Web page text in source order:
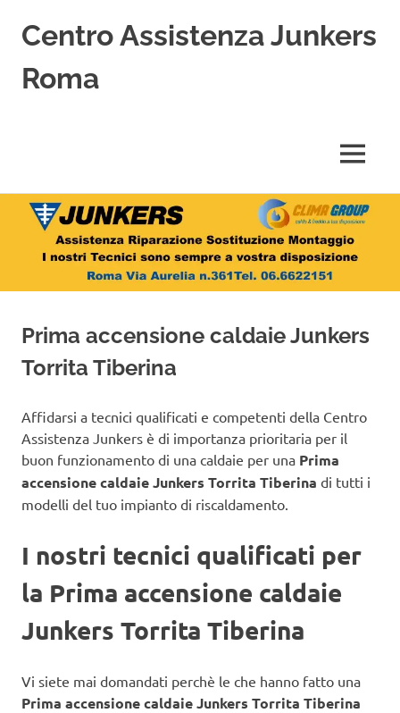
Salta
contenuto
Centro Assistenza Junkers
Roma
Riparazione,
Sostituzione,
Installazione
di
Junkers
Roma
MENU
Prima accensione caldaie Junkers
Torrita Tiberina
Affidarsi a tecnici qualificati e competenti della Centro
Assistenza Junkers è di importanza prioritaria per il
buon funzionamento di una caldaie per una Prima
accensione caldaie Junkers Torrita Tiberina di tutti i
modelli del tuo impianto di riscaldamento.
I nostri tecnici qualificati per
la Prima accensione caldaie
Junkers Torrita Tiberina
Vi siete mai domandati perchè le che hanno fatto una
Prima accensione caldaie Junkers Torrita Tiberina